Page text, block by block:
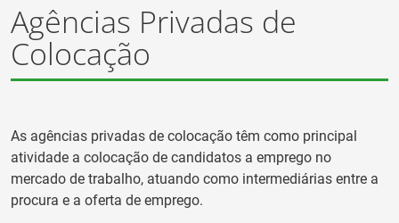
Agências Privadas de
Colocação
As agências privadas de colocação têm como principal
atividade a colocação de candidatos a emprego no
mercado de trabalho, atuando como intermediárias entre a
procura e a oferta de emprego.